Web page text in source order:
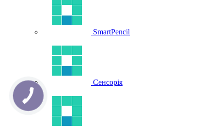
SmartPencil
Сенсорія